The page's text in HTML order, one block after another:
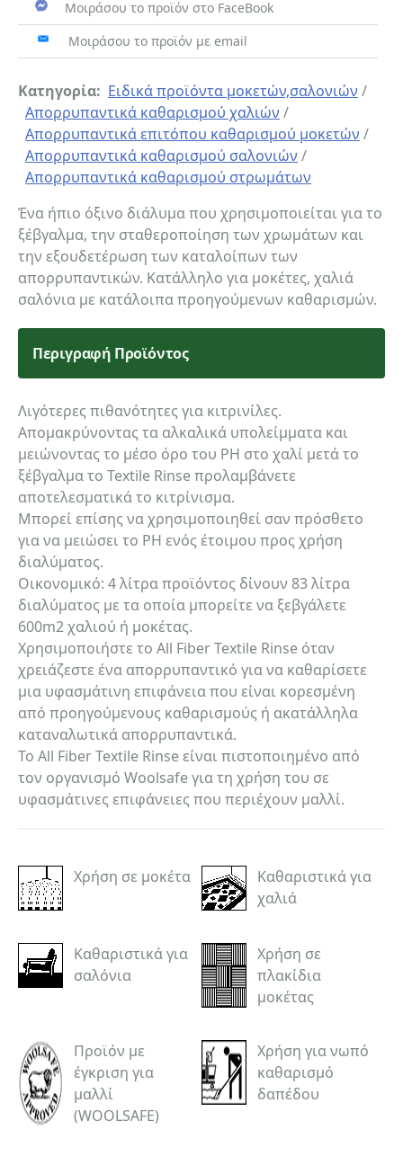
Μοιράσου το προϊόν στο FaceBook
Μοιράσου το προϊόν με email
Κατηγορία: Ειδικά προϊόντα μοκετών,σαλονιών /
Απορρυπαντικά καθαρισμού χαλιών /
Απορρυπαντικά επιτόπου καθαρισμού μοκετών /
Απορρυπαντικά καθαρισμού σαλονιών /
Απορρυπαντικά καθαρισμού στρωμάτων
Ένα ήπιο όξινο διάλυμα που χρησιμοποιείται για το
ξέβγαλμα, την σταθεροποίηση των χρωμάτων και
την εξουδετέρωση των καταλοίπων των
απορρυπαντικών. Κατάλληλο για μοκέτες, χαλιά
σαλόνια με κατάλοιπα προηγούμενων καθαρισμών.
Περιγραφή Προϊόντος
Λιγότερες πιθανότητες για κιτρινίλες.
Απομακρύνοντας τα αλκαλικά υπολείμματα και
μειώνοντας το μέσο όρο του PH στο χαλί μετά το
ξέβγαλμα το Textile Rinse προλαμβάνετε
αποτελεσματικά το κιτρίνισμα.
Μπορεί επίσης να χρησιμοποιηθεί σαν πρόσθετο
για να μειώσει το PH ενός έτοιμου προς χρήση
διαλύματος.
Οικονομικό: 4 λίτρα προϊόντος δίνουν 83 λίτρα
διαλύματος με τα οποία μπορείτε να ξεβγάλετε
600m2 χαλιού ή μοκέτας.
Χρησιμοποιήστε το All Fiber Textile Rinse όταν
χρειάζεστε ένα απορρυπαντικό για να καθαρίσετε
μια υφασμάτινη επιφάνεια που είναι κορεσμένη
από προηγούμενους καθαρισμούς ή ακατάλληλα
καταναλωτικά απορρυπαντικά.
Το All Fiber Textile Rinse είναι πιστοποιημένο από
τον οργανισμό Woolsafe για τη χρήση του σε
υφασμάτινες επιφάνειες που περιέχουν μαλλί.
Χρήση σε μοκέτα
Καθαριστικά για
χαλιά
Καθαριστικά για
σαλόνια
Χρήση σε
πλακίδια
μοκέτας
Προϊόν με
έγκριση για
μαλλί
(WOOLSAFE)
Χρήση για νωπό
καθαρισμό
δαπέδου